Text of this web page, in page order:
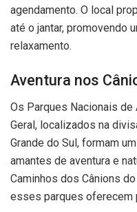
agendamento. O local
até o jantar, promovendo
relaxamento.
Aventura nos
Os Parques Nacionais de
Geral, localizados na
Grande do Sul, formam
amantes de aventura e
Caminhos dos Cânions
esses parques oferecem